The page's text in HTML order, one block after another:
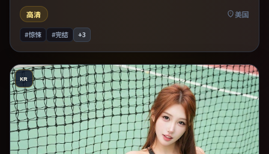
高清
美国
#惊悚 #完结 +3
KR